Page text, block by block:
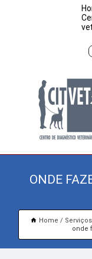
ONDE
Home Serviços
onde